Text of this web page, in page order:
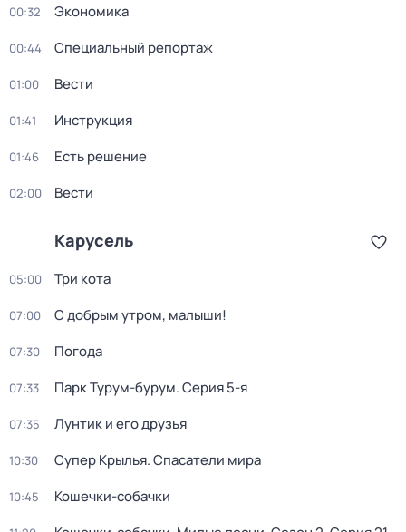
00:32 Экономика
00:44 Специальный репортаж
01:00 Вести
01:41 Инструкция
01:46 Есть решение
02:00 Вести
Карусель
05:00 Три кота
07:00 С добрым утром, малыши!
07:30 Погода
07:33 Парк Турум-бурум. Серия 5-я
07:35 Лунтик и его друзья
10:30 Супер Крылья. Спасатели мира
10:45 Кошечки-собачки